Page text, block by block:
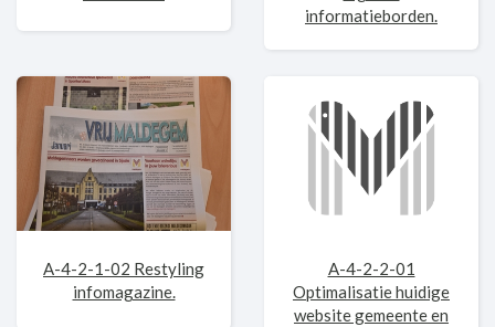
informatieborden.
A-4-2-1-02 Restyling
infomagazine.
A-4-2-2-01
Optimalisatie huidige
website gemeente en